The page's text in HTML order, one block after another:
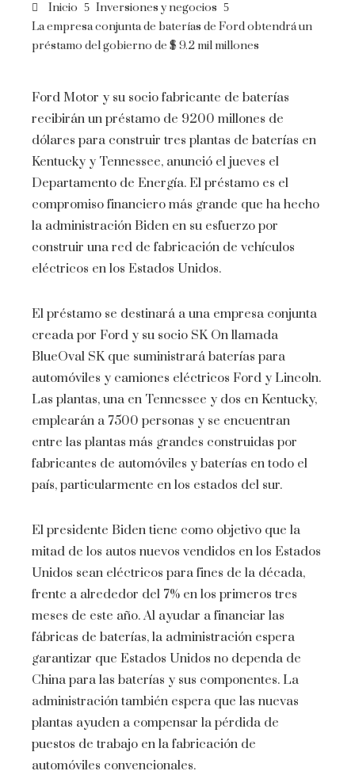
Inicio
Inversiones y negocios
La empresa conjunta de baterías de Ford obtendrá un
préstamo del gobierno de $ 9.2 mil millones
Ford Motor y su socio fabricante de baterías
recibirán un préstamo de 9200 millones de
dólares para construir tres plantas de baterías en
Kentucky y Tennessee, anunció el jueves el
Departamento de Energía. El préstamo es el
compromiso financiero más grande que ha hecho
la administración Biden en su esfuerzo por
construir una red de fabricación de vehículos
eléctricos en los Estados Unidos.
El préstamo se destinará a una empresa conjunta
creada por Ford y su socio SK On llamada
BlueOval SK que suministrará baterías para
automóviles y camiones eléctricos Ford y Lincoln.
Las plantas, una en Tennessee y dos en Kentucky,
emplearán a 7500 personas y se encuentran
entre las plantas más grandes construidas por
fabricantes de automóviles y baterías en todo el
país, particularmente en los estados del sur.
El presidente Biden tiene como objetivo que la
mitad de los autos nuevos vendidos en los Estados
Unidos sean eléctricos para fines de la década,
frente a alrededor del 7% en los primeros tres
meses de este año. Al ayudar a financiar las
fábricas de baterías, la administración espera
garantizar que Estados Unidos no dependa de
China para las baterías y sus componentes. La
administración también espera que las nuevas
plantas ayuden a compensar la pérdida de
puestos de trabajo en la fabricación de
automóviles convencionales.